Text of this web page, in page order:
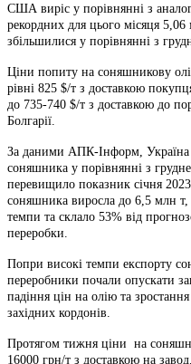
США виріс у порівнянні з
рекордних для цього місяця 5,06
збільшилися у порівнянні з
Ціни попиту на соняшникову
рівні 825 $/т з доставкою
до 735-740 $/т з доставкою до
Болгарії.
За даними АПК-Інформ, Україна
соняшника у порівнянні з
перевищило показник січня
соняшника виросла до 6,5 млн
темпи та склало 53% від
переробки.
Попри високі темпи експорту
переробники почали опускати
падіння цін на олію та
західних кордонів.
Протягом тижня ціни на
16000 грн/т з доставкою на